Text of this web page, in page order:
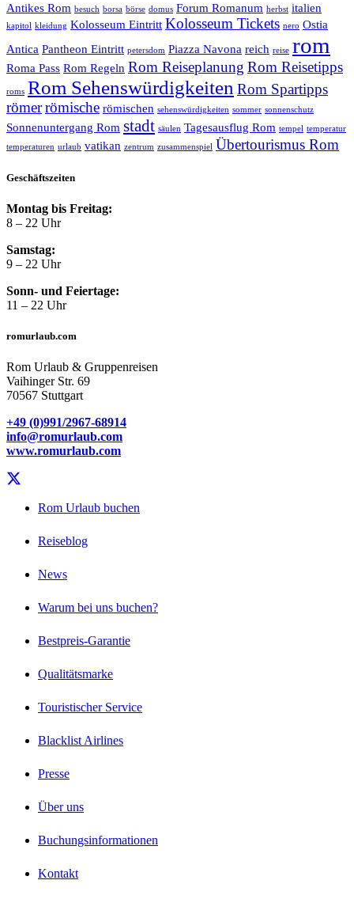
Antikes Rom besuch borsa börse domus Forum Romanum herbst italien
kapitol kleidung Kolosseum Eintritt Kolosseum Tickets nero Ostia
Antica Pantheon Eintritt petersdom Piazza Navona reich reise rom
Roma Pass Rom Regeln Rom Reiseplanung Rom Reisetipps
roms Rom Sehenswürdigkeiten Rom Spartipps
römerrömische römischen sehenswürdigkeiten sommer sonnenschutz
Sonnenuntergang Rom stadt säulen Tagesausflug Rom tempel temperatur
temperaturen urlaub vatikan zentrum zusammenspiel Übertourismus Rom
Geschäftszeiten
Montag bis Freitag:
8 – 22 Uhr
Samstag:
9 – 22 Uhr
Sonn- und Feiertage:
11 – 22 Uhr
romurlaub.com
Rom Urlaub & Gruppenreisen
Vaihinger Str. 69
70567 Stuttgart
+49 (0)991/2967-68914
info@romurlaub.com
www.romurlaub.com
Rom Urlaub buchen
Reiseblog
News
Warum bei uns buchen?
Bestpreis-Garantie
Qualitätsmarke
Touristischer Service
Blacklist Airlines
Presse
Über uns
Buchungsinformationen
Kontakt